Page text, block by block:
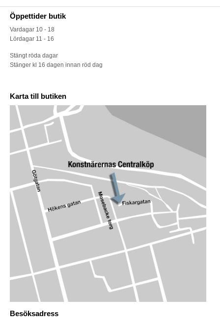
Öppettider butik
Vardagar 10 - 18
Lördagar 11 - 16
Stängt röda dagar
Stänger kl 16 dagen innan röd dag
Karta till butiken
Besöksadress